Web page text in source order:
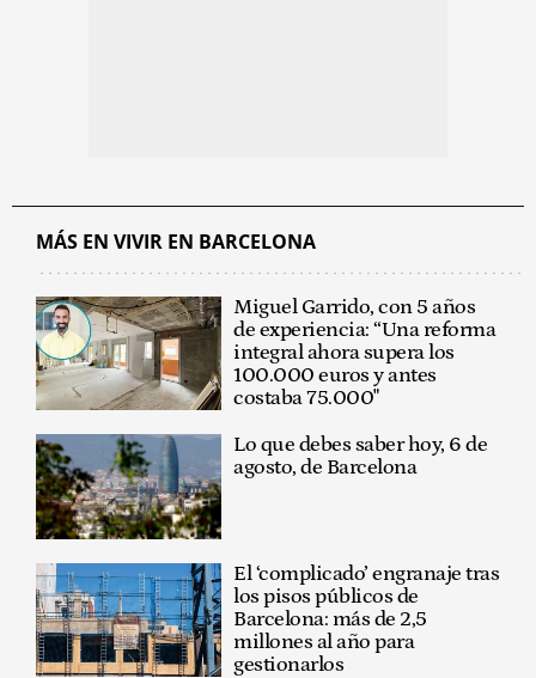
MÁS EN VIVIR EN BARCELONA
Miguel Garrido, con 5 años
de experiencia: “Una reforma
integral ahora supera los
100.000 euros y antes
costaba 75.000"
Lo que debes saber hoy, 6 de
agosto, de Barcelona
El ‘complicado’ engranaje tras
los pisos públicos de
Barcelona: más de 2,5
millones al año para
gestionarlos